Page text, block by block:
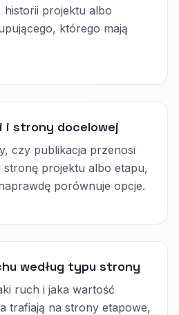
historii projektu albo
którego mają
i strony docelowej
czy publikacja przenosi
stronę projektu albo etapu,
porównuje opcje.
według typu strony
ruch i jaka wartość
trafiają na strony etapowe,